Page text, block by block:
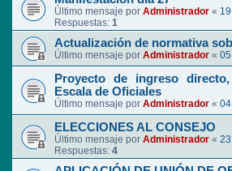
Último mensaje por Administrador «
Respuestas: 1
Actualización de normativa
Último mensaje por Administrador «
Proyecto de ingreso
Escala de Oficiales
Último mensaje por Administrador «
ELECCIONES AL CONSEJO
Último mensaje por Administrador «
Respuestas: 4